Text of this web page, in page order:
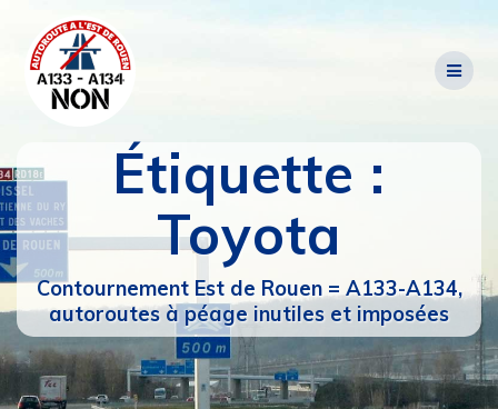
Étiquette :
Toyota
Contournement Est de Rouen = A133-A134,
autoroutes à péage inutiles et imposées